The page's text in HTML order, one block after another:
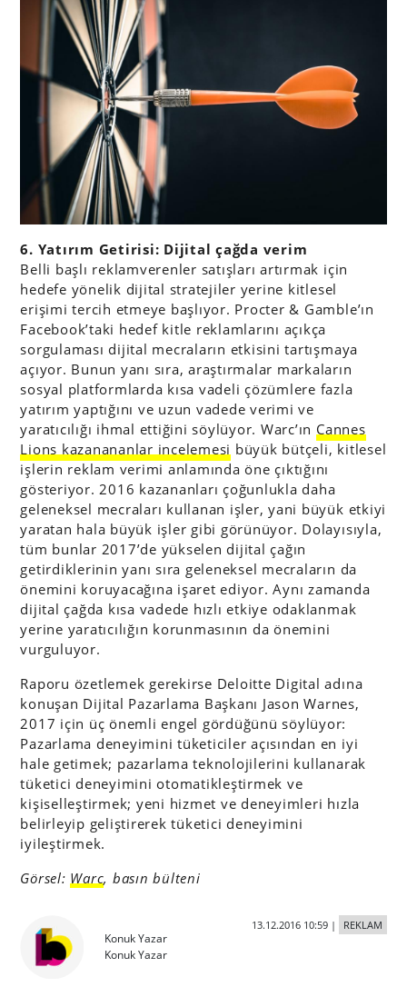
6. Yatırım Getirisi: Dijital çağda verim
Belli başlı reklamverenler satışları artırmak için
hedefe yönelik dijital stratejiler yerine kitlesel
erişimi tercih etmeye başlıyor. Procter & Gamble’ın
Facebook’taki hedef kitle reklamlarını açıkça
sorgulaması dijital mecraların etkisini tartışmaya
açıyor. Bunun yanı sıra, araştırmalar markaların
sosyal platformlarda kısa vadeli çözümlere fazla
yatırım yaptığını ve uzun vadede verimi ve
yaratıcılığı ihmal ettiğini söylüyor. Warc’ın Cannes
Lions kazanananlar incelemesi büyük bütçeli, kitlesel
işlerin reklam verimi anlamında öne çıktığını
gösteriyor. 2016 kazananları çoğunlukla daha
geleneksel mecraları kullanan işler, yani büyük etkiyi
yaratan hala büyük işler gibi görünüyor. Dolayısıyla,
tüm bunlar 2017’de yükselen dijital çağın
getirdiklerinin yanı sıra geleneksel mecraların da
önemini koruyacağına işaret ediyor. Aynı zamanda
dijital çağda kısa vadede hızlı etkiye odaklanmak
yerine yaratıcılığın korunmasının da önemini
vurguluyor.
Raporu özetlemek gerekirse Deloitte Digital adına
konuşan Dijital Pazarlama Başkanı Jason Warnes,
2017 için üç önemli engel gördüğünü söylüyor:
Pazarlama deneyimini tüketiciler açısından en iyi
hale getimek; pazarlama teknolojilerini kullanarak
tüketici deneyimini otomatikleştirmek ve
kişiselleştirmek; yeni hizmet ve deneyimleri hızla
belirleyip geliştirerek tüketici deneyimini
iyileştirmek.
Görsel: Warc, basın bülteni
Konuk Yazar
Konuk Yazar
13.12.2016 10:59| REKLAM